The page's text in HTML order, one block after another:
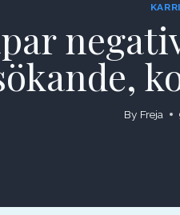
By Freja